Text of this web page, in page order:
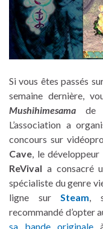
Si vous êtes passés
semaine dernière,
Mushihimesama
de
L’association a
concours sur
Cave, le développeur
ReVival a consacré
spécialiste du genre
ligne surSteam,
recommandé d’opter
sa bande originale